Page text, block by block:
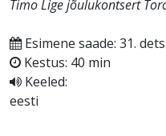
Timo Lige jõulukontsert
Esimene saade: 31.
Kestus: 40 min
Keeled:
eesti